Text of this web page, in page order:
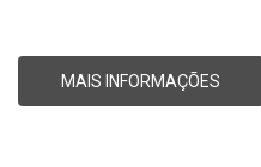
MAIS INFORMAÇÕES